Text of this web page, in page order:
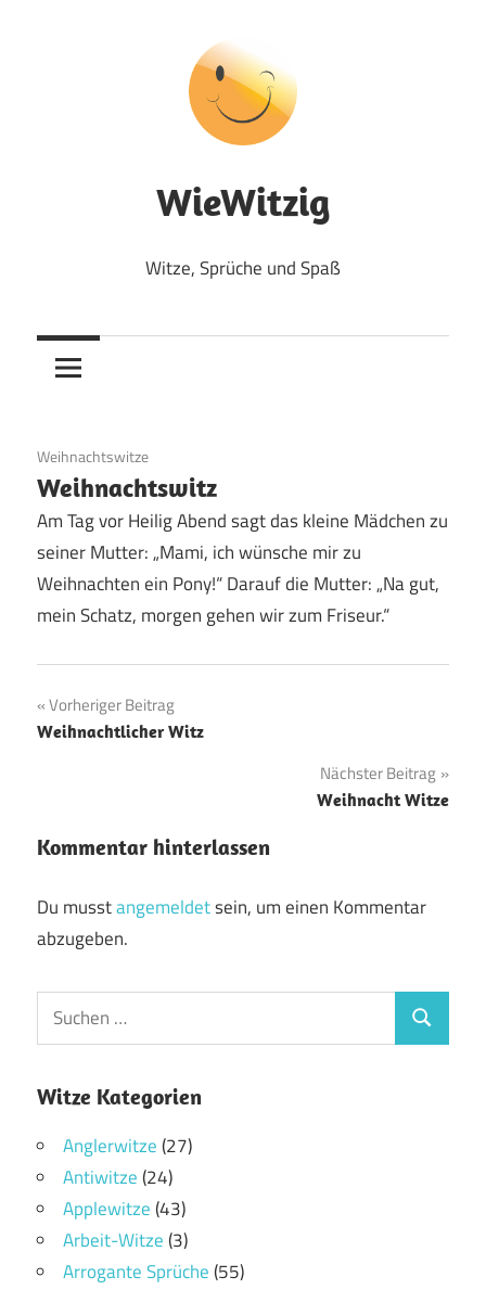
WieWitzig
Witze, Sprüche und Spaß
19. Juni 2020
Weihnachtswitze
Weihnachtswitz
Am Tag vor Heilig Abend sagt das kleine Mädchen zu
seiner Mutter: „Mami, ich wünsche mir zu
Weihnachten ein Pony!“ Darauf die Mutter: „Na gut,
mein Schatz, morgen gehen wir zum Friseur.“
Beitragsnavigation
Vorheriger Beitrag
Weihnachtlicher Witz
Nächster Beitrag
Weihnacht Witze
Kommentar hinterlassen
Du musstangemeldetsein, um einen Kommentar
abzugeben.
Witze Kategorien
Anglerwitze(27)
Antiwitze(24)
Applewitze(43)
Arbeit-Witze(3)
Arrogante Sprüche(55)